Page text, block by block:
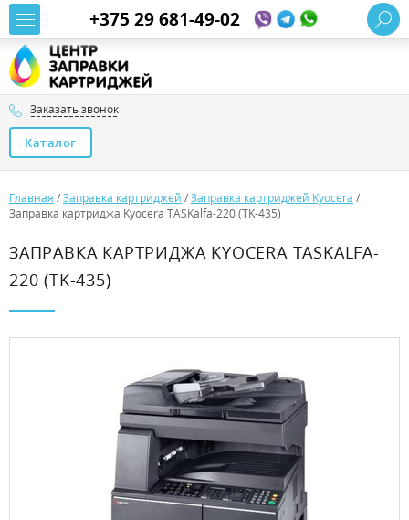
+375 29 681-49-02
Заказать звонок
Каталог
Главная /Заправка картриджей /Заправка картриджей Kyocera /
Заправка картриджа Kyocera TASKalfa-220 (TK-435)
ЗАПРАВКА КАРТРИДЖА KYOCERA TASKALFA-
220 (TK-435)